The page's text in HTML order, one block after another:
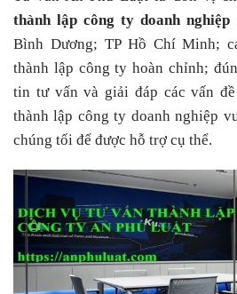
thành lập công ty doanh nghiệp
Bình Dương; TP Hồ Chí Minh;
thành lập công ty hoàn chỉnh;
tin tư vấn và giải đáp các vấn
thành lập công ty doanh nghiệp
chúng tối để được hỗ trợ cụ thể.